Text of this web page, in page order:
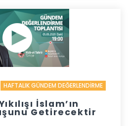
HAFTALIK GÜNDEM DEĞERLENDİRME
İslam’ın
Getirecektir